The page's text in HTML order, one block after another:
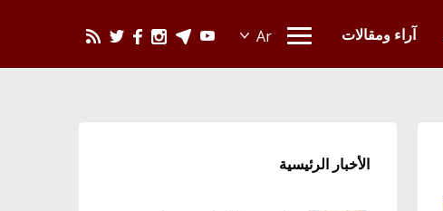
آراء ومقالات
الأخبار الرئيسية